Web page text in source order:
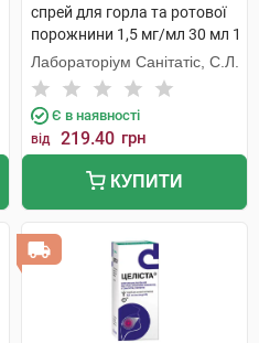
спрей для горла та ротової
порожнини 1,5 мг/мл 30 мл 1
флакон
Лабораторіум Санітатіс, С.Л.
Є в наявності
від 219.40 грн
КУПИТИ